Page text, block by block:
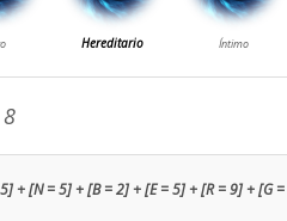
+ [N = 5] + [B = 2] + [E = 5] + [R = 9] + [G